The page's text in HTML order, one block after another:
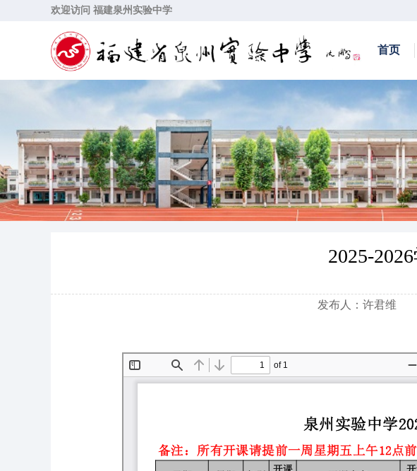
欢迎访问 福建泉州实验中学
首页
2025-
发布人：许君维